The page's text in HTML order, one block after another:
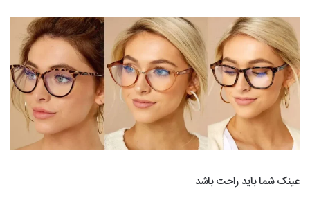
عینک شما باید راحت باشد